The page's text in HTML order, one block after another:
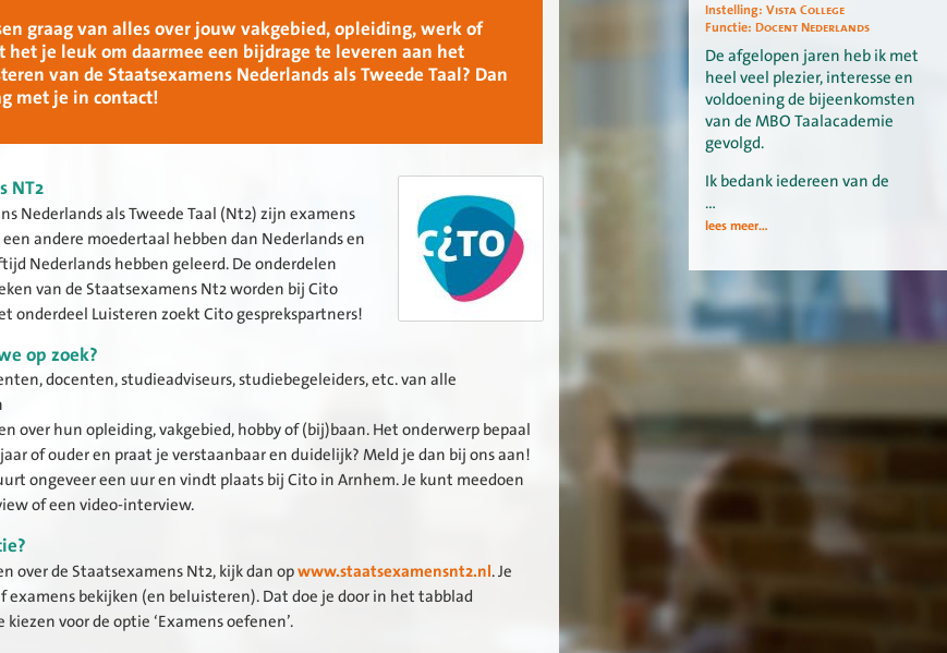
Instelling: Vista College
Functie: Docent Nederlands
De afgelopen jaren heb ik met
heel veel plezier, interesse en
voldoening de bijeenkomsten
van de MBO Taalacademie
gevolgd.
Ik bedank iedereen van de
…
lees meer...
graag van alles over jouw vakgebied, opleiding, werk of
het je leuk om daarmee een bijdrage te leveren aan het
van de Staatsexamens Nederlands als Tweede Taal? Dan
met je in contact!
NT2
Nederlands als Tweede Taal (Nt2) zijn examens
andere moedertaal hebben dan Nederlands en
Nederlands hebben geleerd. De onderdelen
van de Staatsexamens Nt2 worden bij Cito
onderdeel Luisteren zoekt Cito gesprekspartners!
op zoek?
docenten, studieadviseurs, studiebegeleiders, etc. van alle
over hun opleiding, vakgebied, hobby of (bij)baan. Het onderwerp bepaal
of ouder en praat je verstaanbaar en duidelijk? Meld je dan bij ons aan!
ongeveer een uur en vindt plaats bij Cito in Arnhem. Je kunt meedoen
of een video-interview.
over de Staatsexamens Nt2, kijk dan opwww.staatsexamensnt2.nl. Je
examens bekijken (en beluisteren). Dat doe je door in het tabblad
kiezen voor de optie ‘Examens oefenen’.